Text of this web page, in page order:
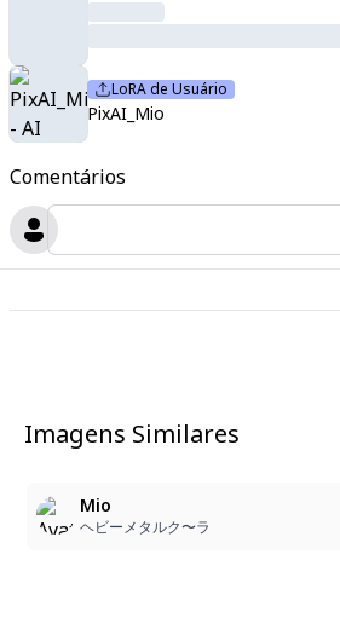
Comentários
LoRA de Usuário
PixAI_Mio
Imagens Similares
Mio
ヘビーメタルク〜ラ